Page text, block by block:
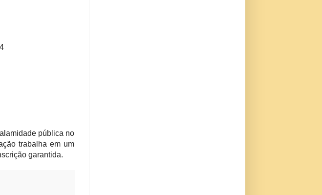
pública no
trabalha em um
garantida.